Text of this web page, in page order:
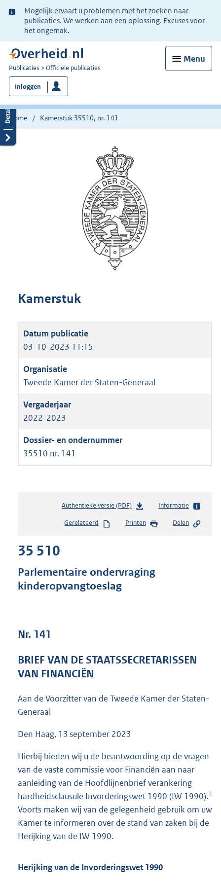
Ter
informatie:
Mogelijk ervaart u problemen met het zoeken naar
publicaties. We werken aan een oplossing. Excuses voor
het ongemak.
Menu
U
bent
nu
hier:
Publicaties Officiële publicaties
Inloggen
Home Kamerstuk 35510, nr. 141
Kamerstuk
03-10-2023 11:15
Tweede Kamer der Staten-Generaal
2022-2023
35510 nr. 141
Authentieke versie (PDF)b
s
s
:
b
Informatie
Gerelateerd Printen Delen
35 510
Parlementaire ondervraging
kinderopvangtoeslag
Nr. 141
BRIEF VAN DE STAATSSECRETARISSEN
VAN FINANCIËN
Aan de Voorzitter van de Tweede Kamer der Staten-
Generaal
Den Haag, 13 september 2023
Hierbij bieden wij u de beantwoording op de vragen
van de vaste commissie voor Financiën aan naar
aanleiding van de Hoofdlijnenbrief verankering
hardheidsclausule Invorderingswet 1990 (IW 1990).1
Voorts maken wij van de gelegenheid gebruik om uw
Kamer te informeren over de stand van zaken bij de
Herijking van de IW 1990.
Herijking van de Invorderingswet 1990